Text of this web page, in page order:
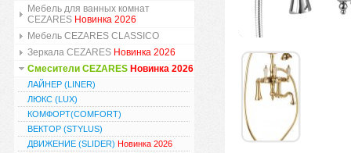
Мебель для ванных комнат
CEZARES Новинка 2026
Мебель CEZARES CLASSICO
Зеркала CEZARES Новинка 2026
Смесители CEZARES Новинка 2026
ЛАЙНЕР (LINER)
ЛЮКС (LUX)
КОМФОРТ(COMFORT)
ВЕКТОР (STYLUS)
ДВИЖЕНИЕ (SLIDER) Новинка 2026